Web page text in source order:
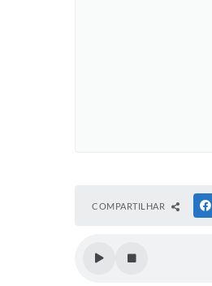
COMPARTILHAR